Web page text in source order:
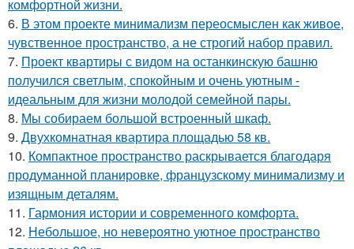
комфортной жизни.
6. В этом проекте минимализм переосмыслен как живое,
чувственное пространство, а не строгий набор правил.
7. Проект квартиры с видом на останкинскую башню
получился светлым, спокойным и очень уютным -
идеальным для жизни молодой семейной пары.
8. Мы собираем большой встроенный шкаф.
9. Двухкомнатная квартира площадью 58 кв.
10. Компактное пространство раскрывается благодаря
продуманной планировке, французскому минимализму и
изящным деталям.
11. Гармония истории и современного комфорта.
12. Небольшое, но невероятно уютное пространство